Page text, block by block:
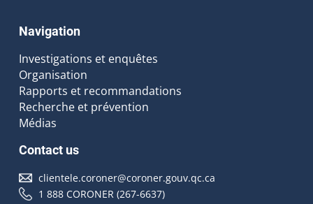
Navigation
Investigations et enquêtes
Organisation
Rapports et recommandations
Recherche et prévention
Médias
Contact us
clientele.coroner@coroner.gouv.qc.ca
1 888 CORONER (267-6637)